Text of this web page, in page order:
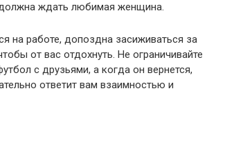
ждать любимая женщина.
на работе, допоздна засиживаться за
от вас отдохнуть. Не ограничивайте
с друзьями, а когда он вернется,
ответит вам взаимностью и